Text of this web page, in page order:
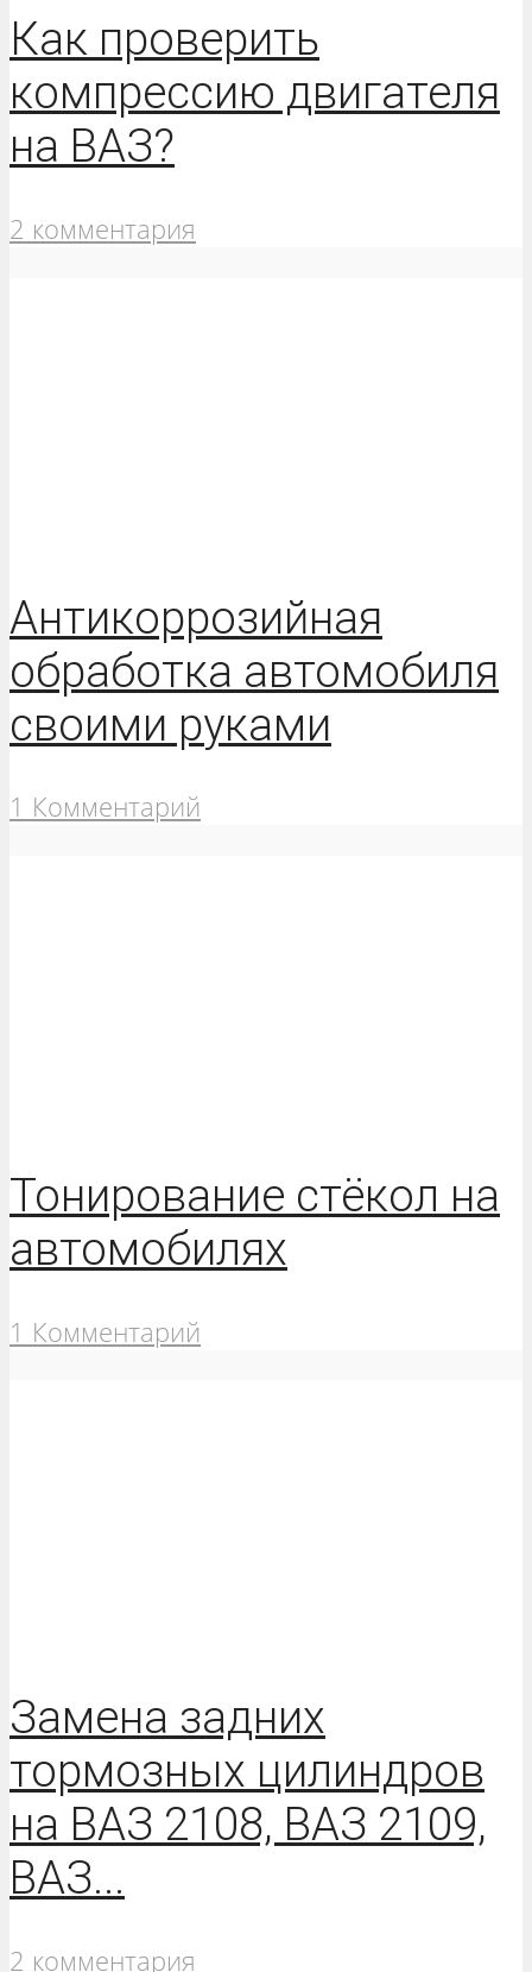
Как проверить
компрессию двигателя
на ВАЗ?
2 комментария
Антикоррозийная
обработка автомобиля
своими руками
1 Комментарий
Тонирование стёкол на
автомобилях
1 Комментарий
Замена задних
тормозных цилиндров
на ВАЗ 2108, ВАЗ 2109,
ВАЗ...
2 комментария